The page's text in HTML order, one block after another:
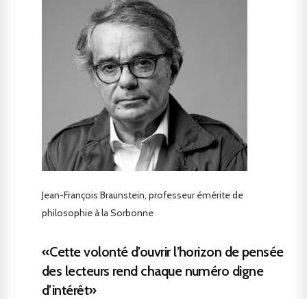
Jean-François Braunstein, professeur émérite de
philosophie à la Sorbonne
«Cette volonté d’ouvrir l’horizon de pensée
des lecteurs rend chaque numéro digne
d’intérêt»